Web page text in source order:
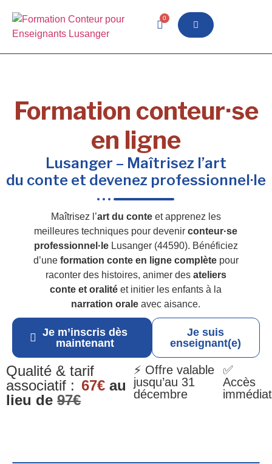
0
Formation conteur·se
en ligne
Lusanger – Maîtrisez l’art
du conte et devenez professionnel·le
Maîtrisez l’art du conteet apprenez les
meilleures techniques pour devenirconteur·se
professionnel·leLusanger (44590). Bénéficiez
d’une formation conte en ligne complètepour
raconter des histoires, animer des ateliers
conte et oralité et initier les enfants à la
narration orale avec aisance.
Je m’inscris dès
maintenant
Je suis
enseignant(e)
Qualité & tarif
associatif : 67€ au
lieu de 97€
⚡ Offre valable
jusqu’au 31
décembre
✅
Accès
immédiat